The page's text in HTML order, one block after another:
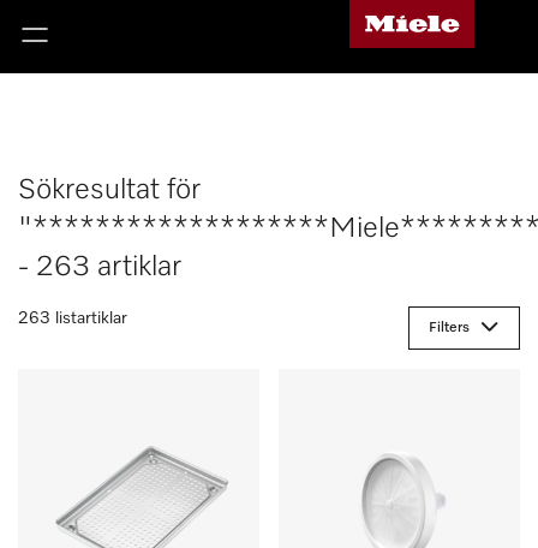
Sökresultat för
- 263 artiklar
263 listartiklar
Filters